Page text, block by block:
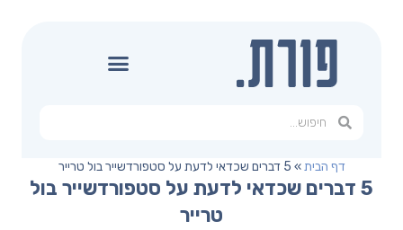
דף הבית» 5 דברים שכדאי לדעת על סטפורדשייר בול טרייר
5 דברים שכדאי לדעת על סטפורדשייר בול
טרייר